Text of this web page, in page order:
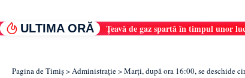
ULTIMA ORĂ Țeavă de gaz spartă în timpul unor
Pagina de Timiș>Administrație>Marți, după ora 16:00, se deschide